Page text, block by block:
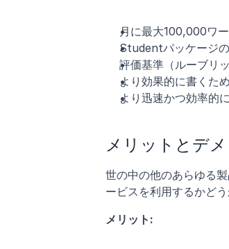
月に最大100,000ワ
Studentパッケージ
評価基準（ルーブリ
より効果的に書くた
より迅速かつ効率的
メリットとデ
世の中の他のあらゆる
ービスを利用するかど
メリット: